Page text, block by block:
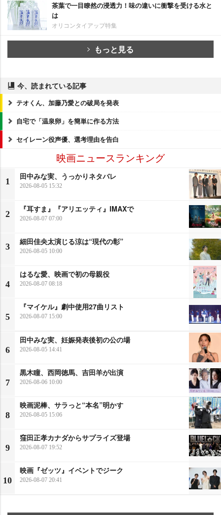
茶葉で一目瞭然の浸透力！味の違いに衝撃を受ける水と
は
オリコンタイアップ特集
もっと見る
今、読まれている記事
テオくん、加藤乃愛との破局を発表
自宅で「温泉卵」を簡単に作る方法
セイレーン役声優、選考理由を告白
映画ニュースランキング
1
田中みな実、うっかりネタバレ
2026-08-05 15:32
2
『耳すま』『アリエッティ』IMAXで
2026-08-07 07:00
3
細田佳央太演じる涼は“現代の彰”
2026-08-05 10:00
4
はるな愛、映画で初の母親役
2026-08-07 08:18
5
『マイケル』劇中使用27曲リスト
2026-08-07 15:00
6
田中みな実、妊娠発表後初の公の場
2026-08-05 14:41
7
黒木瞳、西岡徳馬、吉田羊が出演
2026-08-06 10:00
8
映画泥棒、サラっと“本名”明かす
2026-08-05 15:06
9
窪田正孝カナダからサプライズ登場
2026-08-07 19:52
10
映画『ゼッツ』イベントでジーク
2026-08-07 20:41